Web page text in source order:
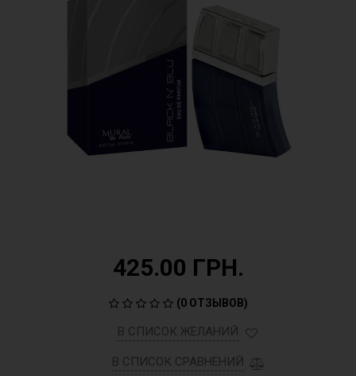
425.00 ГРН.
(0 ОТЗЫВОВ)
В СПИСОК ЖЕЛАНИЙ
В СПИСОК СРАВНЕНИЙ